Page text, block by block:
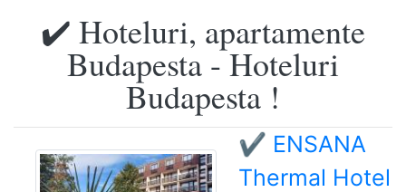
✔️ Hoteluri, apartamente
Budapesta - Hoteluri
Budapesta !
✔️ ENSANA
Thermal Hotel